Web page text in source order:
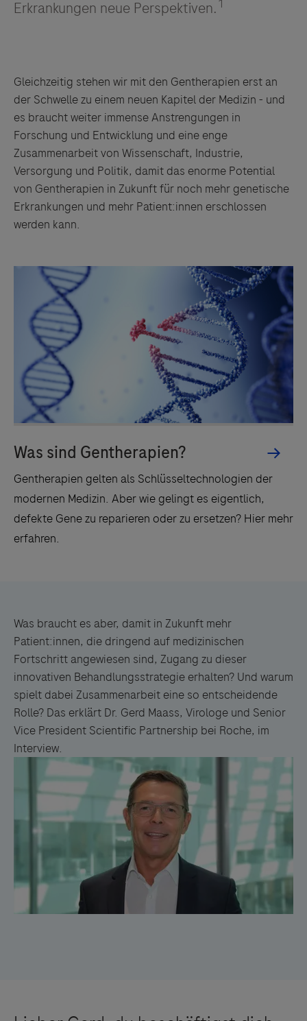
Erkrankungen neue Perspektiven.1
Gleichzeitig stehen wir mit den Gentherapien erst an
der Schwelle zu einem neuen Kapitel der Medizin - und
es braucht weiter immense Anstrengungen in
Forschung und Entwicklung und eine enge
Zusammenarbeit von Wissenschaft, Industrie,
Versorgung und Politik, damit das enorme Potential
von Gentherapien in Zukunft für noch mehr genetische
Erkrankungen und mehr Patient:innen erschlossen
werden kann.
Was braucht es aber, damit in Zukunft mehr
Patient:innen, die dringend auf medizinischen
Fortschritt angewiesen sind, Zugang zu dieser
innovativen Behandlungsstrategie erhalten? Und warum
spielt dabei Zusammenarbeit eine so entscheidende
Rolle? Das erklärt Dr. Gerd Maass, Virologe und Senior
Vice President Scientific Partnership bei Roche, im
Interview.